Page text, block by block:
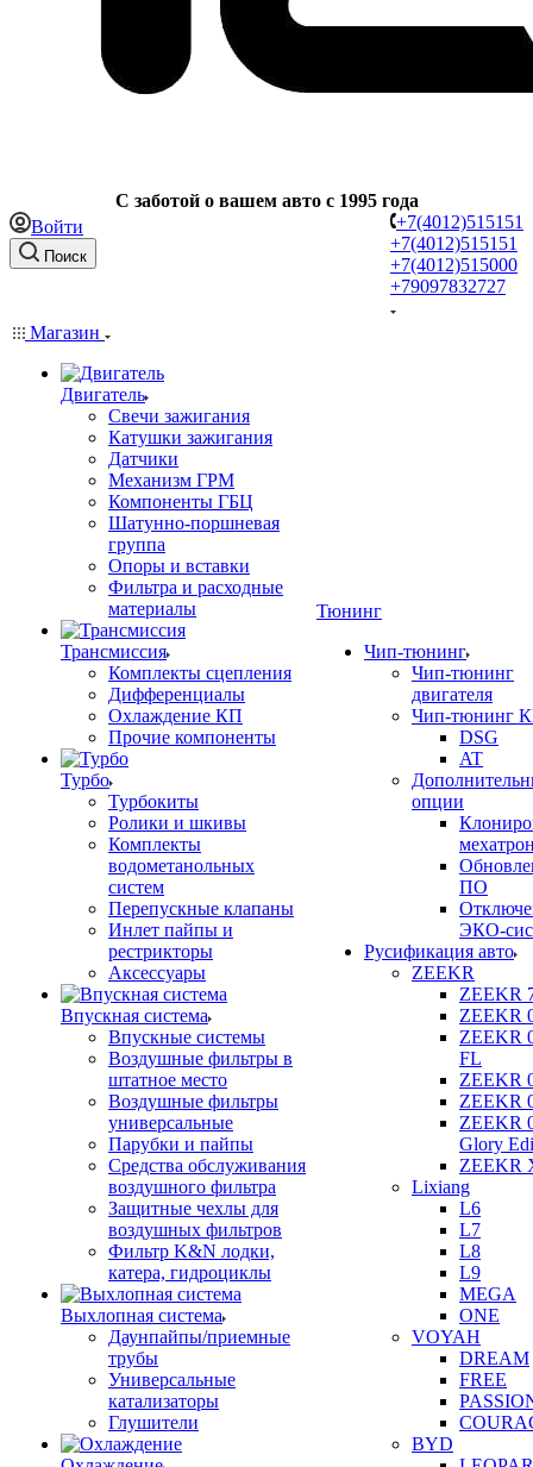
C заботой о вашем авто с 1995 года
+7(4012)515151
+7(4012)515151
+7(4012)515000
+79097832727
Войти
Поиск
Магазин
Двигатель
Свечи зажигания
Катушки зажигания
Датчики
Механизм ГРМ
Компоненты ГБЦ
Шатунно-поршневая
группа
Опоры и вставки
Фильтра и расходные
материалы
Трансмиссия
Комплекты сцепления
Дифференциалы
Охлаждение КП
Прочие компоненты
Турбо
Турбокиты
Ролики и шкивы
Комплекты
водометанольных
систем
Перепускные клапаны
Инлет пайпы и
рестрикторы
Аксессуары
Впускная система
Впускные системы
Воздушные фильтры в
штатное место
Воздушные фильтры
универсальные
Парубки и пайпы
Средства обслуживания
воздушного фильтра
Защитные чехлы для
воздушных фильтров
Фильтр K&N лодки,
катера, гидроциклы
Выхлопная система
Даунпайпы/приемные
трубы
Универсальные
катализаторы
Глушители
Тюнинг
Чип-тюнинг
Чип-тюнинг
двигателя
Чип-тюнинг
DSG
AT
опции
ПО
ЭКО-
Русификация авто
ZEEKR
ZEEKR
ZEEKR
ZEEKR
FL
ZEEKR
ZEEKR
ZEEKR
Glory
ZEEKR
Lixiang
L6
L7
L8
L9
MEGA
ONE
VOYAH
DREAM
FREE
BYD